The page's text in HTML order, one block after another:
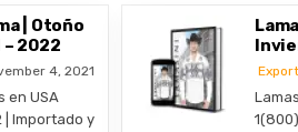
| Otoño
2022
4, 2021
en USA
Importado y